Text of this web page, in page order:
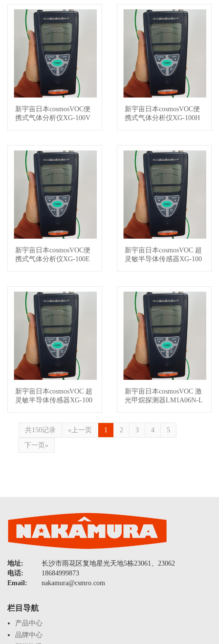
查看详情
新宇亩日本cosmosVOC便
携式气体分析仪XG-100V
查看详情
新宇亩日本cosmosVOC便
携式气体分析仪XG-100H
查看详情
新宇亩日本cosmosVOC便
携式气体分析仪XG-100E
查看详情
新宇亩日本cosmosVOC 超
灵敏半导体传感器XG-100
查看详情
新宇亩日本cosmosVOC 超
灵敏半导体传感器XG-100
查看详情
新宇亩日本cosmosVOC 激
光甲烷探测器LM1A06N-L
共150记录 «上一页 1 2 3 4 5
下一页»
地址:
长沙市雨花区复地星光天地5栋23061、23062
电话:
18684999873
Email:
nakamura@csmro.com
栏目导航
产品中心
品牌中心